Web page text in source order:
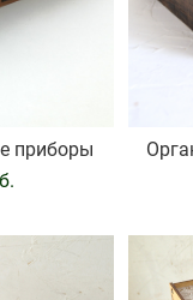
приборы